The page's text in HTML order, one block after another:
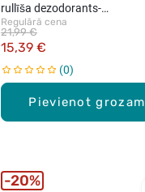
Pievienot grozam
rullīša dezodorants-
antiperspirants, 50ml
Regulārā cena
15,39 €
21,99 €
0
20%